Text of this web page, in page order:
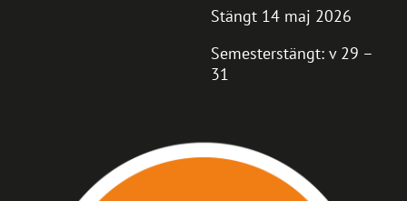
Stängt 14 maj 2026
Semesterstängt: v 29 –
31